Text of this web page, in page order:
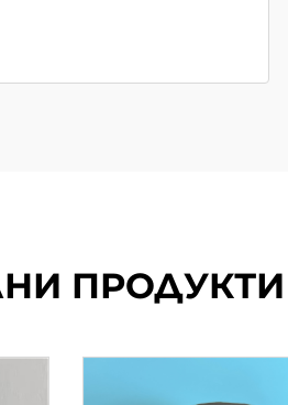
ПРОДУКТИ